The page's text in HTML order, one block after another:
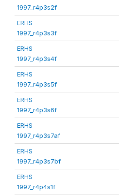
1997_r4p3s2f
ERHS
1997_r4p3s3f
ERHS
1997_r4p3s4f
ERHS
1997_r4p3s5f
ERHS
1997_r4p3s6f
ERHS
1997_r4p3s7af
ERHS
1997_r4p3s7bf
ERHS
1997_r4p4s1f